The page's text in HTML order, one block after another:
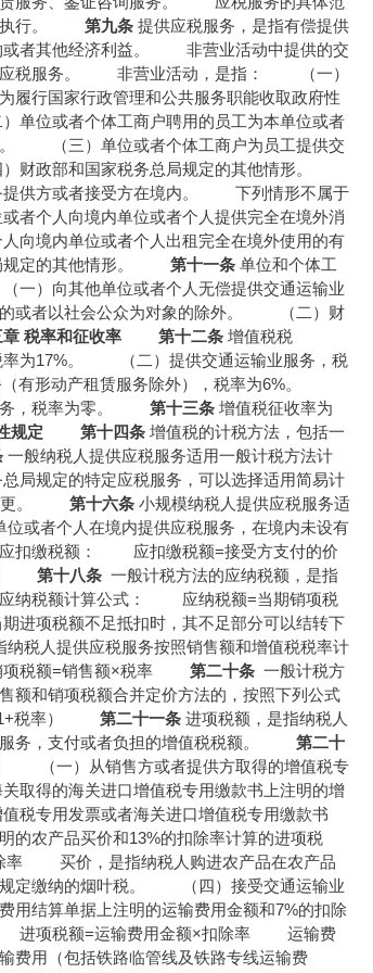
》执行。 第九条 提供应税服务，是指有偿提供
者其他经济利益。 非营业活动中提供的交
应税服务。 非营业活动，是指： （一）
履行国家行政管理和公共服务职能收取政府性
位或者个体工商户聘用的员工为本单位或者
。 （三）单位或者个体工商户为员工提供交
财政部和国家税务总局规定的其他情形。
提供方或者接受方在境内。 下列情形不属于
个人向境内单位或者个人提供完全在境外消
境内单位或者个人出租完全在境外使用的有
规定的其他情形。 第十一条 单位和个体工
）向其他单位或者个人无偿提供交通运输业
的或者以社会公众为对象的除外。 （二）财
税率和征收率 第十二条 增值税税
为17%。 （二）提供交通运输业服务，税
有形动产租赁服务除外），税率为6%。
务，税率为零。 第十三条 增值税征收率为
规定 第十四条 增值税的计税方法，包括一
一般纳税人提供应税服务适用一般计税方法计
规定的特定应税服务，可以选择适用简易计
变更。 第十六条 小规模纳税人提供应税服务适
位或者个人在境内提供应税服务，在境内未设有
应扣缴税额： 应扣缴税额=接受方支付的价
第十八条 一般计税方法的应纳税额，是指
应纳税额计算公式： 应纳税额=当期销项税
项税额不足抵扣时，其不足部分可以结转下
纳税人提供应税服务按照销售额和增值税税率计
项税额=销售额×税率 第二十条 一般计税方
额和销项税额合并定价方法的，按照下列公式
1+税率） 第二十一条 进项税额，是指纳税人
服务，支付或者负担的增值税税额。 第二十
（一）从销售方或者提供方取得的增值税专
得的海关进口增值税专用缴款书上注明的增
专用发票或者海关进口增值税专用缴款书
的农产品买价和13%的扣除率计算的进项税
买价，是指纳税人购进农产品在农产品
规定缴纳的烟叶税。 （四）接受交通运输业
用结算单据上注明的运输费用金额和7%的扣除
进项税额=运输费用金额×扣除率 运输费
费用（包括铁路临管线及铁路专线运输费